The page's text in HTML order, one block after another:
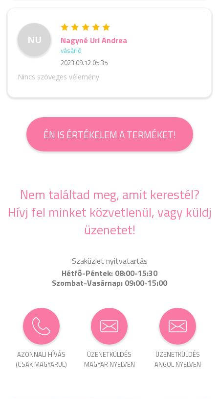
NU Nagyné Uri Andrea
vásárló
2023.09.12 05:35
Nincs szöveges vélemény.
ÉN IS ÉRTÉKELEM A TERMÉKET!
Nem találtad meg, amit kerestél?
Hívj fel minket közvetlenül, vagy küldj
üzenetet!
Szaküzlet nyitvatartás
Hétfő-Péntek: 08:00-15:30
Szombat-Vasárnap: 09:00-15:00
AZONNALI HÍVÁS
(CSAK MAGYARUL)
ÜZENET­KÜLDÉS
MAGYAR NYELVEN
ÜZENET­KÜLDÉS
ANGOL NYELVEN